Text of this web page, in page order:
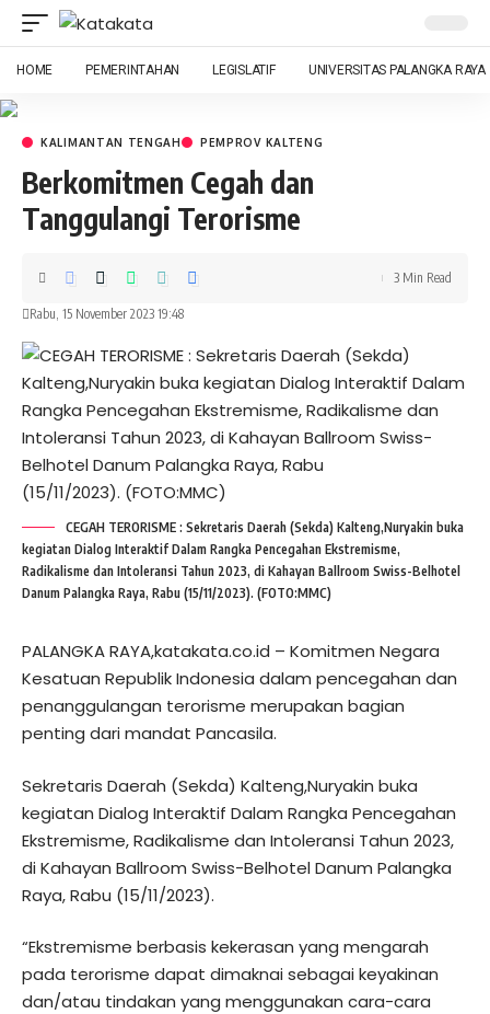
HOME PEMERINTAHAN LEGISLATIF UNIVERSITAS PALANGKA RAYA
KALIMANTAN TENGAH PEMPROV KALTENG
Berkomitmen Cegah dan
Tanggulangi Terorisme
Rabu, 15 November 2023 19:48
3 Min Read
CEGAH TERORISME : Sekretaris Daerah (Sekda) Kalteng,Nuryakin buka
kegiatan Dialog Interaktif Dalam Rangka Pencegahan Ekstremisme,
Radikalisme dan Intoleransi Tahun 2023, di Kahayan Ballroom Swiss-Belhotel
Danum Palangka Raya, Rabu (15/11/2023). (FOTO:MMC)
PALANGKA RAYA,katakata.co.id – Komitmen Negara
Kesatuan Republik Indonesia dalam pencegahan dan
penanggulangan terorisme merupakan bagian
penting dari mandat Pancasila.
Sekretaris Daerah (Sekda) Kalteng,Nuryakin buka
kegiatan Dialog Interaktif Dalam Rangka Pencegahan
Ekstremisme, Radikalisme dan Intoleransi Tahun 2023,
di Kahayan Ballroom Swiss-Belhotel Danum Palangka
Raya, Rabu (15/11/2023).
“Ekstremisme berbasis kekerasan yang mengarah
pada terorisme dapat dimaknai sebagai keyakinan
dan/atau tindakan yang menggunakan cara-cara